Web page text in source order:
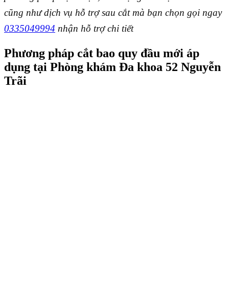
cũng như dịch vụ hỗ trợ sau cắt mà bạn chọn gọi ngay
0335049994 nhận hỗ trợ chi tiết
Phương pháp cắt bao quy đầu mới áp
dụng tại Phòng khám Đa khoa 52 Nguyễn
Trãi